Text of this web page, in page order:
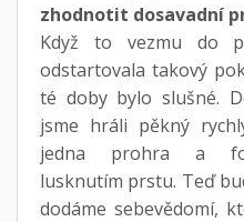
zhodnotit dosavadní
Když to vezmu do
odstartovala takový
té doby bylo slušné.
jsme hráli pěkný
jedna prohra a
lusknutím prstu. Teď
dodáme sebevědomí,